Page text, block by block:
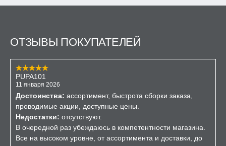
ОТЗЫВЫ ПОКУПАТЕЛЕЙ
PUPA101
11 января 2026
Достоинства: ассортимент, быстрота сборки заказа,
проводимые акции, доступные цены.
Недостатки: отсутствуют.
В очередной раз убеждаюсь в компетентности магазина.
Все на высоком уровне, от ассортимента и доставки, до